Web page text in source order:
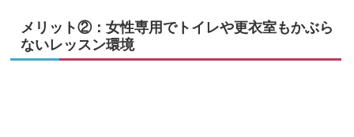
メリット②：女性専用でトイレや更衣室もかぶら
ないレッスン環境